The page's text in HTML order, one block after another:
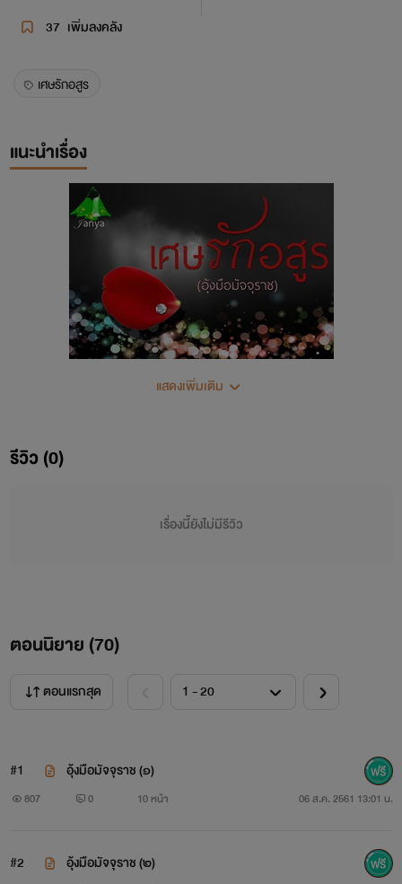
37 เพิ่มลงคลัง
เศษรักอสูร
แนะนำเรื่อง
โปรย
“ชื่นใจ...” พึมพำแผ่วๆ ชิดใบหูสะอาด
“ลูกหว้า...เธอรู้ไหม ไม่ว่าฉันจะอยู่กับใคร นอนกับใคร มันก็ไม่
เหมือนอยู่กับเธอเลยสักนิด ฉัน...” ปลายนิ้วเรียวหนาเริ่มไต่
แสดงเพิ่มเติม
รีวิว (0)
เรื่องนี้ยังไม่มีรีวิว
ตอนนิยาย (70)
ตอนแรกสุด
#1 อุ้งมือมัจจุราช (๑)
807 0 10 หน้า 06 ส.ค. 2561 13:01 น.
#2 อุ้งมือมัจจุราช (๒)